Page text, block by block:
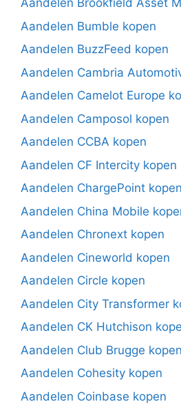
Aandelen Brookfield Asset
Aandelen Bumble kopen
Aandelen BuzzFeed kopen
Aandelen Cambria
Aandelen Camelot Europe
Aandelen Camposol kopen
Aandelen CCBA kopen
Aandelen CF Intercity kopen
Aandelen ChargePoint kopen
Aandelen China Mobile
Aandelen Chronext kopen
Aandelen Cineworld kopen
Aandelen Circle kopen
Aandelen City Transformer
Aandelen CK Hutchison
Aandelen Club Brugge kopen
Aandelen Cohesity kopen
Aandelen Coinbase kopen